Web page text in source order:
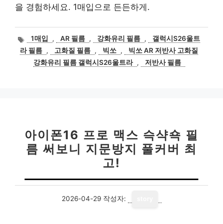
을 경험하세요. 1매입으로 든든하게.
태
그
1매입 , AR 필름 , 강화유리 필름 ,
갤럭시S26울트
라 필름 , 고화질 필름 , 빅쏘 ,
빅쏘 AR 저반사 고화질
강화유리 필름 갤럭시S26울트라 , 저반사 필름
아이폰16 프로 맥스 슥샥쇽 필
름 써보니 지문방지 풀커버 최
고!
2026-04-29 작성자: